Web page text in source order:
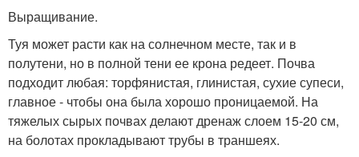
Выращивание.
Туя может расти как на солнечном месте, так и в
полутени, но в полной тени ее крона редеет. Почва
подходит любая: торфянистая, глинистая, сухие супеси,
главное - чтобы она была хорошо проницаемой. На
тяжелых сырых почвах делают дренаж слоем 15-20 см,
на болотах прокладывают трубы в траншеях.